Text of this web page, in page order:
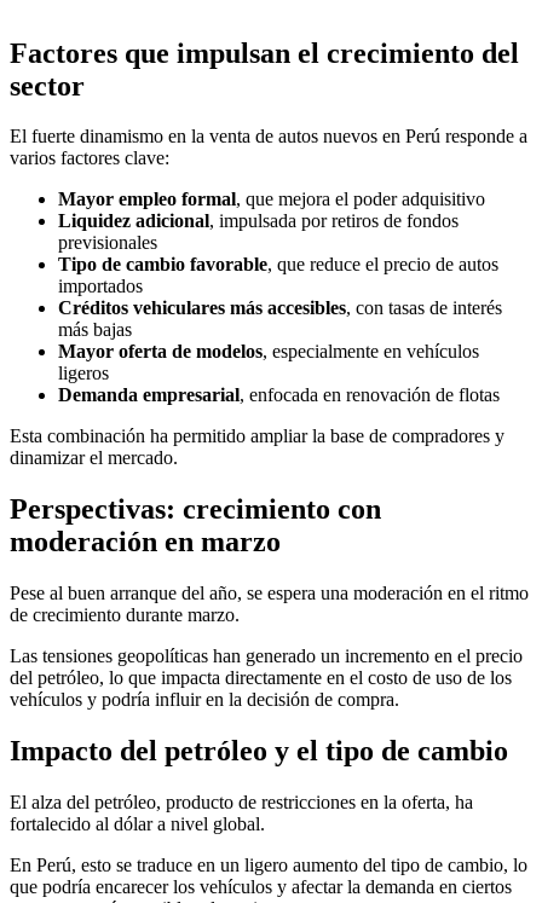
Factores que impulsan el crecimiento del
sector
El fuerte dinamismo en la venta de autos nuevos en Perú responde a
varios factores clave:
Mayor empleo formal, que mejora el poder adquisitivo
Liquidez adicional, impulsada por retiros de fondos
previsionales
Tipo de cambio favorable, que reduce el precio de autos
importados
Créditos vehiculares más accesibles, con tasas de interés
más bajas
Mayor oferta de modelos, especialmente en vehículos
ligeros
Demanda empresarial, enfocada en renovación de flotas
Esta combinación ha permitido ampliar la base de compradores y
dinamizar el mercado.
Perspectivas: crecimiento con
moderación en marzo
Pese al buen arranque del año, se espera una moderación en el ritmo
de crecimiento durante marzo.
Las tensiones geopolíticas han generado un incremento en el precio
del petróleo, lo que impacta directamente en el costo de uso de los
vehículos y podría influir en la decisión de compra.
Impacto del petróleo y el tipo de cambio
El alza del petróleo, producto de restricciones en la oferta, ha
fortalecido al dólar a nivel global.
En Perú, esto se traduce en un ligero aumento del tipo de cambio, lo
que podría encarecer los vehículos y afectar la demanda en ciertos